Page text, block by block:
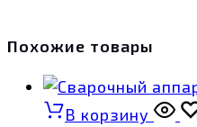
Похожие товары
В корзину